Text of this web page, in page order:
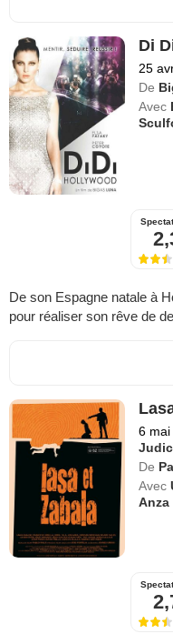
Di
25
De
Avec
De son Espagne natale à
pour réaliser son rêve de
6
De
Avec
Anza